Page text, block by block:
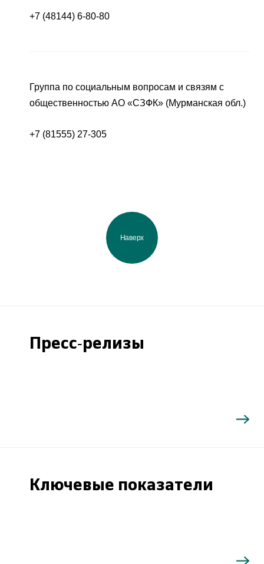
+7 (48144) 6-80-80
Группа по социальным вопросам и связям с
общественностью АО «СЗФК» (Мурманская обл.)
+7 (81555) 27-305
Наверх
Пресс-релизы
Ключевые показатели